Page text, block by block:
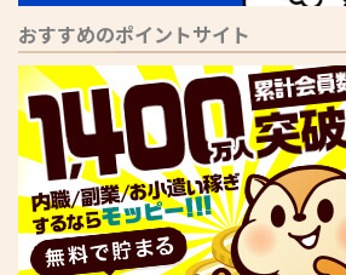
おすすめのポイントサイト